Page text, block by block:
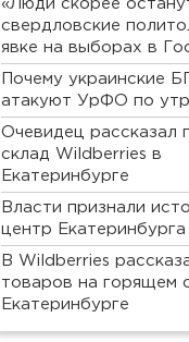
«Люди скорее
свердловские
явке на выборах в
Почему украинские
атакуют УрФО по
Очевидец рассказал
склад Wildberries в
Екатеринбурге
Власти признали
центр
В Wildberries
товаров на горящем
Екатеринбурге